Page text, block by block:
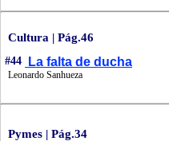
Cultura | Pág.46
#44 La falta de ducha
Leonardo Sanhueza
Pymes | Pág.34